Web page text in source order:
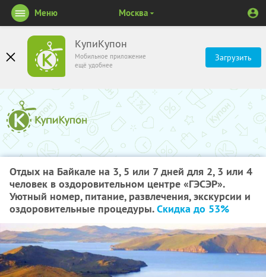
КупиКупон
Мобильное приложение
ещё удобнее
Загрузить
Меню Москва
Отдых на Байкале на 3, 5 или 7 дней для 2, 3 или 4
человек в оздоровительном центре «ГЭСЭР».
Уютный номер, питание, развлечения, экскурсии и
оздоровительные процедуры.Скидка до 53%